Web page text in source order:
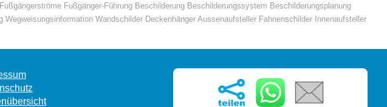
Fußgänger-Führung Beschilderung Beschilderungssystem Beschilderungsplanung
Wandschilder Deckenhänger Aussenaufsteller Fahnenschilder Innenaufsteller